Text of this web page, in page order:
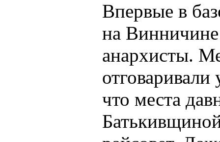
Впервые в
на
анархисты.
что места